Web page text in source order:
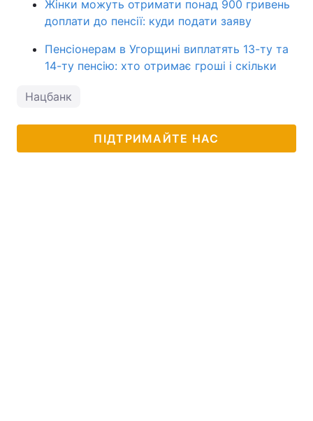
Жінки можуть отримати понад 900 гривень
доплати до пенсії: куди подати заяву
Пенсіонерам в Угорщині виплатять 13-ту та
14-ту пенсію: хто отримає гроші і скільки
Нацбанк
ПІДТРИМАЙТЕ НАС